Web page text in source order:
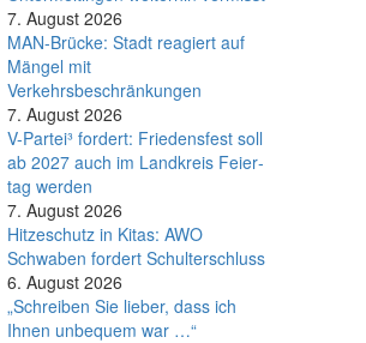
7. August 2026
MAN-Brücke: Stadt reagiert auf
Mängel mit
Verkehrsbeschränkungen
7. August 2026
V-Partei­³ fordert: Friedens­fest soll
ab 2027 auch im Land­kreis Feier­
tag werden
7. August 2026
Hitzeschutz in Kitas: AWO
Schwaben fordert Schulterschluss
6. August 2026
„Schreiben Sie lieber, dass ich
Ihnen unbequem war …“